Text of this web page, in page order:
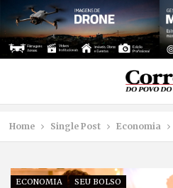
Home Single Post Economia
ECONOMIA SEU BOLSO